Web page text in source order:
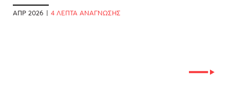
ΑΠΡ 2026 | 4 ΛΕΠΤΑ ΑΝΑΓΝΩΣΗΣ